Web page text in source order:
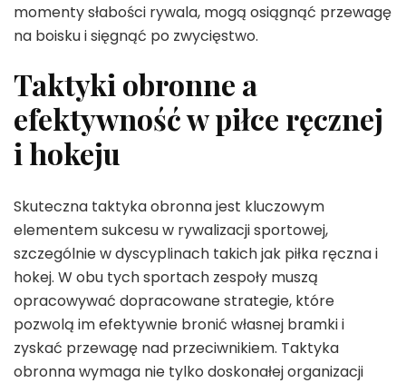
momenty słabości rywala, mogą osiągnąć przewagę
na boisku i sięgnąć po zwycięstwo.
Taktyki obronne a
efektywność w piłce ręcznej
i hokeju
Skuteczna taktyka obronna jest kluczowym
elementem sukcesu w rywalizacji sportowej,
szczególnie w dyscyplinach takich jak piłka ręczna i
hokej. W obu tych sportach zespoły muszą
opracowywać dopracowane strategie, które
pozwolą im efektywnie bronić własnej bramki i
zyskać przewagę nad przeciwnikiem. Taktyka
obronna wymaga nie tylko doskonałej organizacji